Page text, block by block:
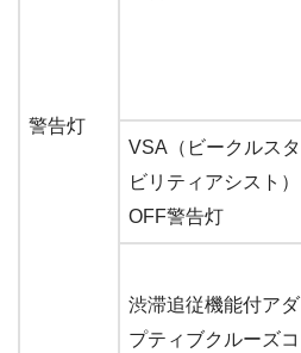
警告灯
VSA（ビークルスタ
ビリティアシスト）
OFF警告灯
渋滞追従機能付アダ
プティブクルーズコ